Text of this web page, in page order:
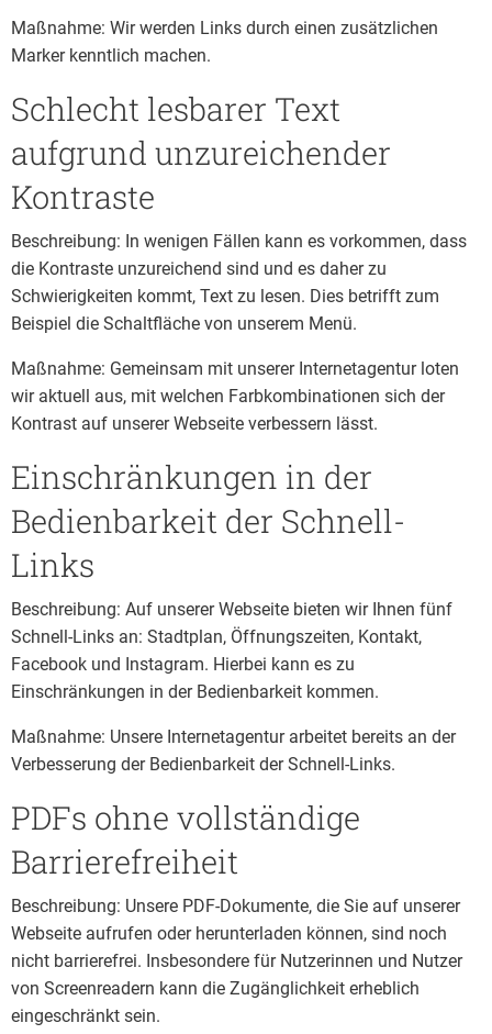
Maßnahme: Wir werden Links durch einen zusätzlichen
Marker kenntlich machen.
Schlecht lesbarer Text
aufgrund unzureichender
Kontraste
Beschreibung: In wenigen Fällen kann es vorkommen, dass
die Kontraste unzureichend sind und es daher zu
Schwierigkeiten kommt, Text zu lesen. Dies betrifft zum
Beispiel die Schaltfläche von unserem Menü.
Maßnahme: Gemeinsam mit unserer Internetagentur loten
wir aktuell aus, mit welchen Farbkombinationen sich der
Kontrast auf unserer Webseite verbessern lässt.
Einschränkungen in der
Bedienbarkeit der Schnell-
Links
Beschreibung: Auf unserer Webseite bieten wir Ihnen fünf
Schnell-Links an: Stadtplan, Öffnungszeiten, Kontakt,
Facebook und Instagram. Hierbei kann es zu
Einschränkungen in der Bedienbarkeit kommen.
Maßnahme: Unsere Internetagentur arbeitet bereits an der
Verbesserung der Bedienbarkeit der Schnell-Links.
PDFs ohne vollständige
Barrierefreiheit
Beschreibung: Unsere PDF-Dokumente, die Sie auf unserer
Webseite aufrufen oder herunterladen können, sind noch
nicht barrierefrei. Insbesondere für Nutzerinnen und Nutzer
von Screenreadern kann die Zugänglichkeit erheblich
eingeschränkt sein.